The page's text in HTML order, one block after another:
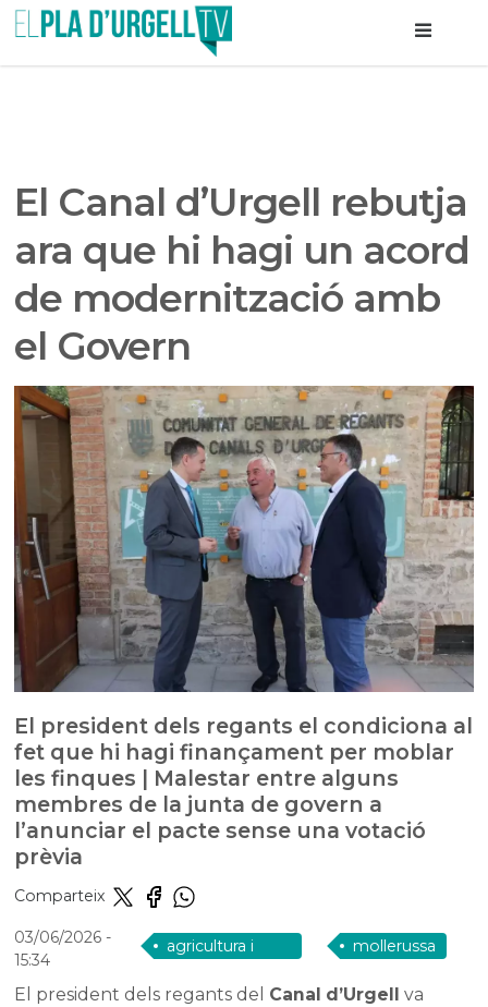
El Canal d’Urgell rebutja
ara que hi hagi un acord
de modernització amb
el Govern
El president dels regants el condiciona al
fet que hi hagi finançament per moblar
les finques | Malestar entre alguns
membres de la junta de govern a
l’anunciar el pacte sense una votació
prèvia
Comparteix
03/06/2026-
15:34
agricultura i
mollerussa
El president dels regants del Canal d’Urgell va